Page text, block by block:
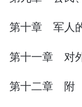
第十章 军人
第十一章 对
第十二章